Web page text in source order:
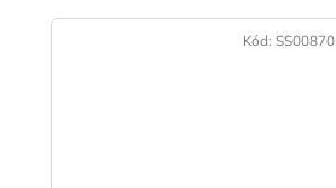
Kód:SS00870